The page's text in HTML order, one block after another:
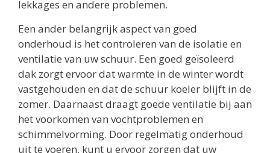
lekkages en andere problemen.
Een ander belangrijk aspect van goed
onderhoud is het controleren van de isolatie en
ventilatie van uw schuur. Een goed geïsoleerd
dak zorgt ervoor dat warmte in de winter wordt
vastgehouden en dat de schuur koeler blijft in de
zomer. Daarnaast draagt goede ventilatie bij aan
het voorkomen van vochtproblemen en
schimmelvorming. Door regelmatig onderhoud
uit te voeren, kunt u ervoor zorgen dat uw